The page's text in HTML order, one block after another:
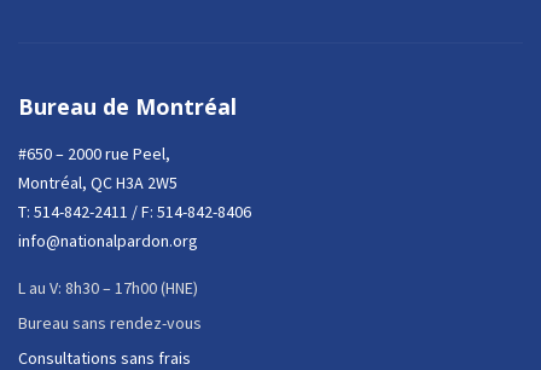
Bureau de Montréal
#650 – 2000 rue Peel,
Montréal, QC H3A 2W5
T: 514-842-2411 / F: 514-842-8406
info@nationalpardon.org
L au V: 8h30 – 17h00 (HNE)
Bureau sans rendez-vous
Consultations sans frais